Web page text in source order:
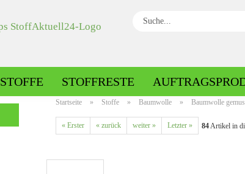
STOFFE
Baumwolle gemustert
STOFFRESTE
Startseite » Stoffe » Baumwolle » Baumwolle
« Erster « zurück weiter » Letzter » 84Artikel in